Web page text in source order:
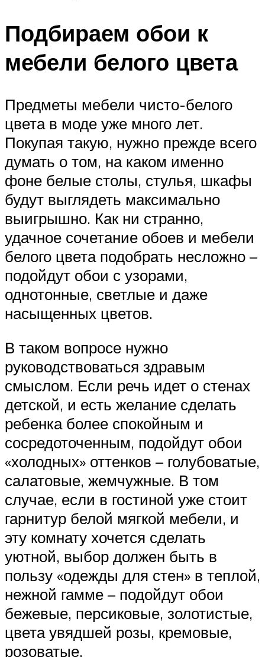
Подбираем обои к
мебели белого цвета
Предметы мебели чисто-белого
цвета в моде уже много лет.
Покупая такую, нужно прежде всего
думать о том, на каком именно
фоне белые столы, стулья, шкафы
будут выглядеть максимально
выигрышно. Как ни странно,
удачное сочетание обоев и мебели
белого цвета подобрать несложно –
подойдут обои с узорами,
однотонные, светлые и даже
насыщенных цветов.
В таком вопросе нужно
руководствоваться здравым
смыслом. Если речь идет о стенах
детской, и есть желание сделать
ребенка более спокойным и
сосредоточенным, подойдут обои
«холодных» оттенков – голубоватые,
салатовые, жемчужные. В том
случае, если в гостиной уже стоит
гарнитур белой мягкой мебели, и
эту комнату хочется сделать
уютной, выбор должен быть в
пользу «одежды для стен» в теплой,
нежной гамме – подойдут обои
бежевые, персиковые, золотистые,
цвета увядшей розы, кремовые,
розоватые.